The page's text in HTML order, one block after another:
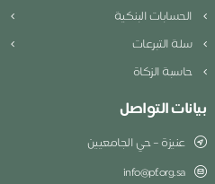
الحسابات البنكية
سلة التبرعات
حاسبة الزكاة
بيانات التواصل
عنيزة – حي الجامعيين
info@pf.org.sa